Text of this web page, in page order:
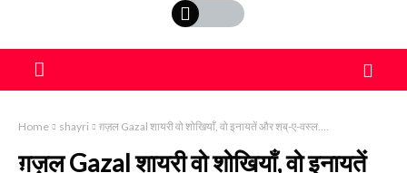
Home shayri ग़ज़ल Gazal शायरी वो शोखियाँ, वो इनायतें और शब्-ए-वस्ल....
ग़ज़ल Gazal शायरी वो शोखियाँ, वो इनायतें